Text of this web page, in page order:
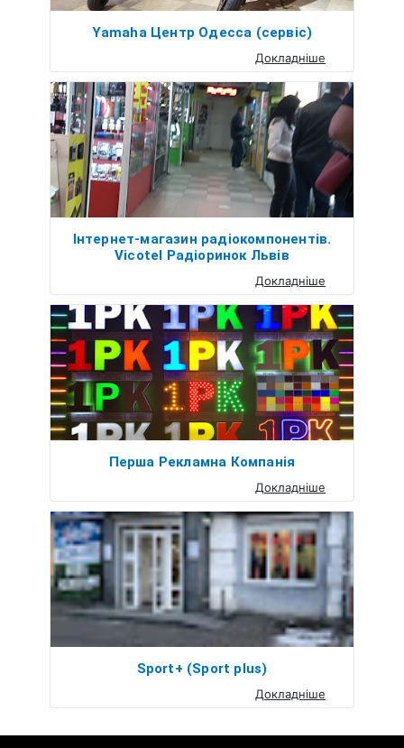
Yamaha Центр Одесса (сервіс)
Докладніше
Інтернет-магазин радіокомпонентів.
Vicotel Радіоринок Львів
Докладніше
Перша Рекламна Компанія
Докладніше
Sport+ (Sport plus)
Докладніше